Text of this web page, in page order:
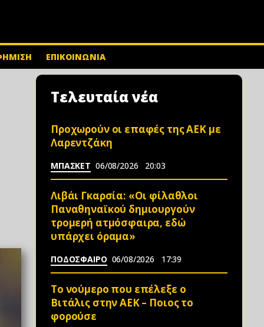
ΕΠΙΚΟΙΝΩΝΙΑ
Τελευταία νέα
Προχωρούν οι επαφές της ΑΕΚ με
Λαρεντζάκη
ΜΠΑΣΚΕΤ 06/08/2026 20:03
Λιβάι Γκαρσία: «Οι φίλαθλοι
Παναθηναϊκού δημιουργούν
τρομερή ατμόσφαιρα, εδώ
υπάρχει όραμα»
ΠΟΔΟΣΦΑΙΡΟ 06/08/2026 17:39
Το νούμερο που επέλεξε ο
Βιτάλις στην ΑΕΚ – Ποιος το
φορούσε